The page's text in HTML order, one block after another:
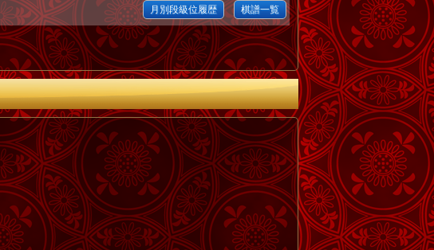
月別段級位履歴 棋譜一覧